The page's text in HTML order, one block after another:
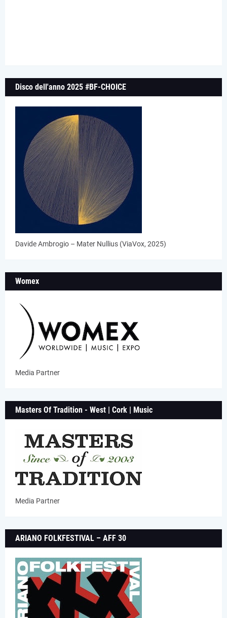
Disco dell'anno 2025 #BF-CHOICE
Davide Ambrogio – Mater Nullius (ViaVox, 2025)
Womex
Media Partner
Masters Of Tradition - West | Cork | Music
Media Partner
ARIANO FOLKFESTIVAL – AFF 30